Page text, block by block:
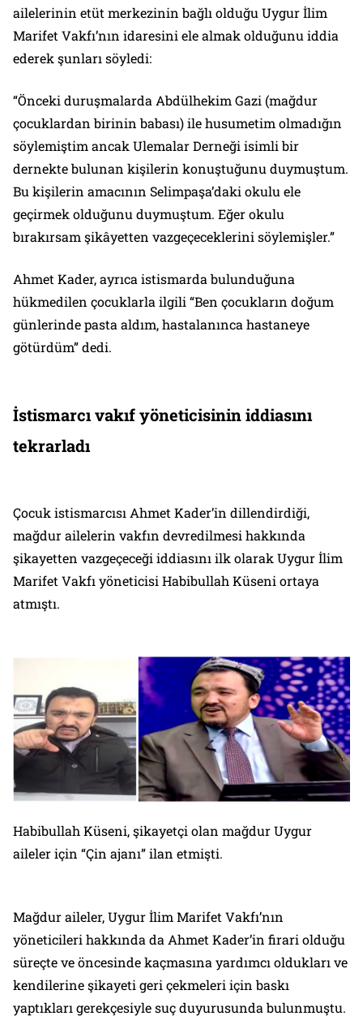
ailelerinin etüt merkezinin bağlı olduğu Uygur İlim
Marifet Vakfı’nın idaresini ele almak olduğunu iddia
ederek şunları söyledi:
“Önceki duruşmalarda Abdülhekim Gazi (mağdur
çocuklardan birinin babası) ile husumetim olmadığın
söylemiştim ancak Ulemalar Derneği isimli bir
dernekte bulunan kişilerin konuştuğunu duymuştum.
Bu kişilerin amacının Selimpaşa’daki okulu ele
geçirmek olduğunu duymuştum. Eğer okulu
bırakırsam şikâyetten vazgeçeceklerini söylemişler.”
Ahmet Kader, ayrıca istismarda bulunduğuna
hükmedilen çocuklarla ilgili “Ben çocukların doğum
günlerinde pasta aldım, hastalanınca hastaneye
götürdüm” dedi.
İstismarcı vakıf yöneticisinin iddiasını
tekrarladı
Çocuk istismarcısı Ahmet Kader’in dillendirdiği,
mağdur ailelerin vakfın devredilmesi hakkında
şikayetten vazgeçeceği iddiasını ilk olarak Uygur İlim
Marifet Vakfı yöneticisi Habibullah Küseni ortaya
atmıştı.
Habibullah Küseni, şikayetçi olan mağdur Uygur
aileler için “Çin ajanı” ilan etmişti.
Mağdur aileler, Uygur İlim Marifet Vakfı’nın
yöneticileri hakkında da Ahmet Kader’in firari olduğu
süreçte ve öncesinde kaçmasına yardımcı oldukları ve
kendilerine şikayeti geri çekmeleri için baskı
yaptıkları gerekçesiyle suç duyurusunda bulunmuştu.